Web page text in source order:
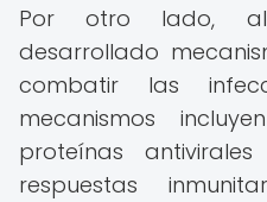
Por otro lado,
desarrollado
combatir las
mecanismos
proteínas
respuestas